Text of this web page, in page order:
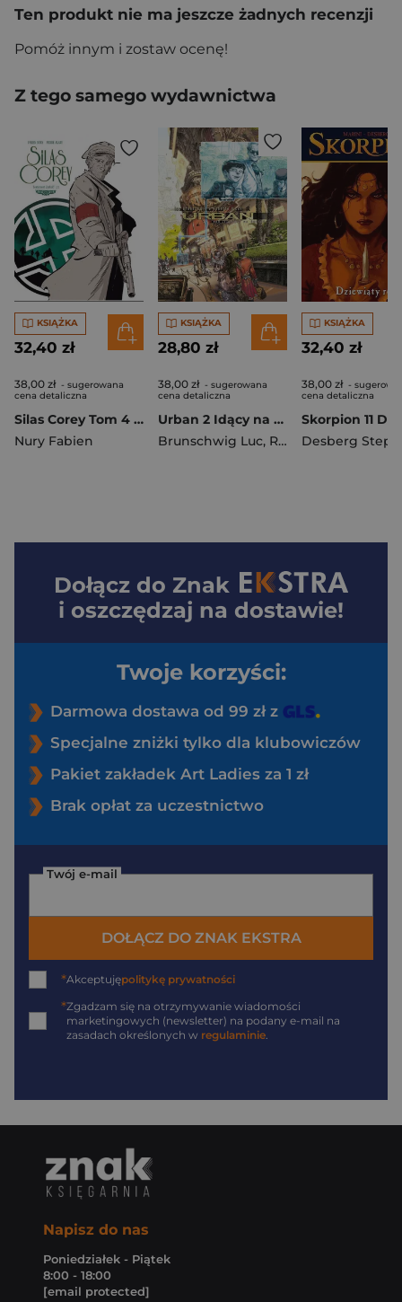
Ten produkt nie ma jeszcze żadnych recenzji
Pomóż innym i zostaw ocenę!
Z tego samego wydawnictwa
KSIĄŻKA
32,40 zł
38,00 zł - sugerowana
cena detaliczna
Silas Corey Tom 4 Testament Zarkoff 2/2
Nury Fabien
KSIĄŻKA
28,80 zł
38,00 zł - sugerowana
cena detaliczna
Urban 2 Idący na śmierć
Brunschwig Luc, Ricci Roberto
KSIĄŻKA
32,40 zł
38,00 zł -
cena detaliczna
Desberg
Dołącz do Znak
i oszczędzaj na dostawie!
Twoje korzyści:
Darmowa dostawa od 99 zł z
Specjalne zniżki tylko dla klubowiczów
Pakiet zakładek Art Ladies za 1 zł
Brak opłat za uczestnictwo
Twój e-mail
DOŁĄCZ DO ZNAK EKSTRA
*Akceptujępolitykę prywatności
*Zgadzam się na otrzymywanie wiadomości
marketingowych (newsletter) na podany e-mail na
zasadach określonych w regulaminie
Napisz do nas
Poniedziałek - Piątek
8:00 - 18:00
[email protected]